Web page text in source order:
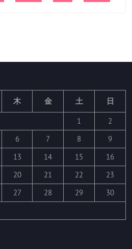
木 金 土 日
1
2
6 7 8
9
13 14 15
16
20 21 22
23
27 28 29
30